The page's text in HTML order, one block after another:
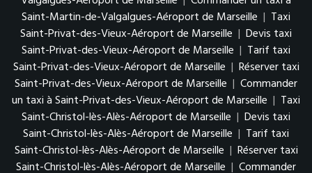
Saint-Martin-de-Valgalgues-Aéroport de Marseille | Taxi
Saint-Privat-des-Vieux-Aéroport de Marseille | Devis taxi
Saint-Privat-des-Vieux-Aéroport de Marseille | Tarif taxi
Saint-Privat-des-Vieux-Aéroport de Marseille | Réserver taxi
Saint-Privat-des-Vieux-Aéroport de Marseille | Commander
un taxi à Saint-Privat-des-Vieux-Aéroport de Marseille | Taxi
Saint-Christol-lès-Alès-Aéroport de Marseille | Devis taxi
Saint-Christol-lès-Alès-Aéroport de Marseille | Tarif taxi
Saint-Christol-lès-Alès-Aéroport de Marseille | Réserver taxi
Saint-Christol-lès-Alès-Aéroport de Marseille | Commander